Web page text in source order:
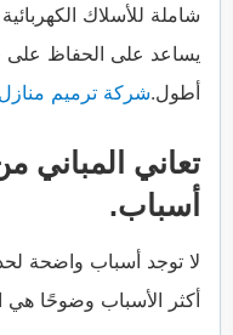
شاملة للأسلاك
يساعد على الحفاظ على
أطول.شركة ترميم
تعاني
أسباب.
لا توجد أسباب واضحة
أكثر الأسباب وضوحًا هي